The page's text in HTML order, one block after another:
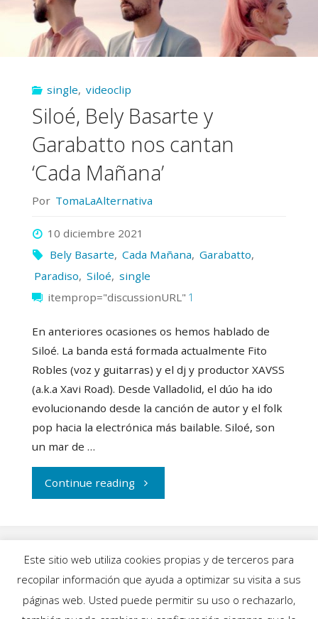
single, videoclip
Siloé, Bely Basarte y
Garabatto nos cantan
‘Cada Mañana’
Por TomaLaAlternativa
10 diciembre 2021
Bely Basarte, Cada Mañana, Garabatto,
Paradiso, Siloé, single
itemprop="discussionURL" 1
En anteriores ocasiones os hemos hablado de
Siloé. La banda está formada actualmente Fito
Robles (voz y guitarras) y el dj y productor XAVSS
(a.k.a Xavi Road). Desde Valladolid, el dúo ha ido
evolucionando desde la canción de autor y el folk
pop hacia la electrónica más bailable. Siloé, son
un mar de …
Continue reading"Siloé,
y
Garabatto
Este sitio web utiliza cookies propias y de terceros para
recopilar información que ayuda a optimizar su visita a sus
páginas web. Usted puede permitir su uso o rechazarlo,